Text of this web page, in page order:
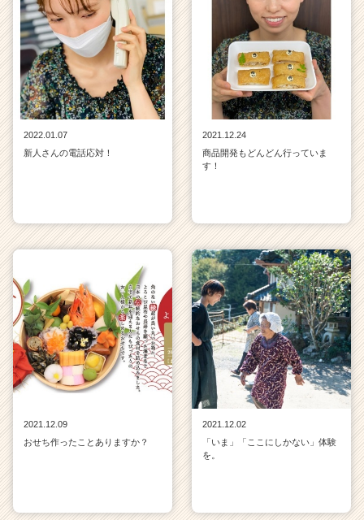
2022.01.07
新人さんの電話応対！
2021.12.24
商品開発もどんどん行っていま
す！
2021.12.09
おせち作ったことありますか？
2021.12.02
「いま」「ここにしかない」体験
を。